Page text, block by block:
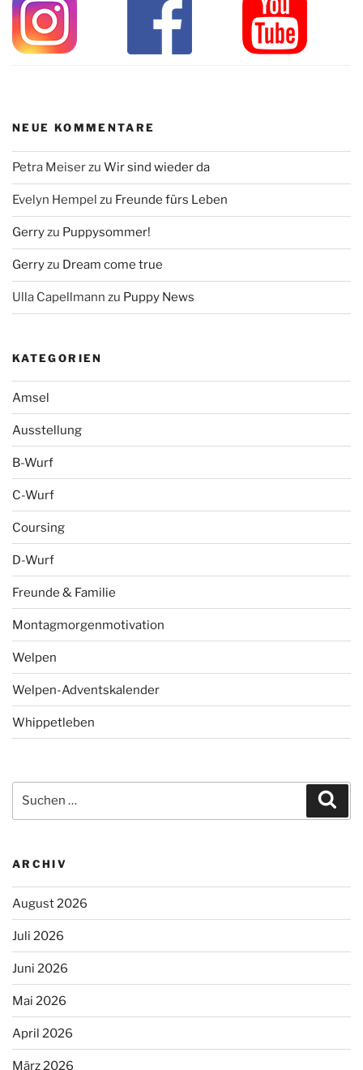
NEUE KOMMENTARE
Petra Meiserzu Wir sind wieder da
Evelyn Hempel zu Freunde fürs Leben
Gerryzu Puppysommer!
Gerryzu Dream come true
Ulla Capellmann zu Puppy News
KATEGORIEN
Amsel
Ausstellung
B-Wurf
C-Wurf
Coursing
D-Wurf
Freunde & Familie
Montagmorgenmotivation
Welpen
Welpen-Adventskalender
Whippetleben
nach:
ARCHIV
August 2026
Juli 2026
Juni 2026
Mai 2026
April 2026
März 2026